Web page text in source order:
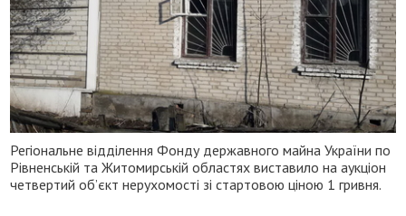
Регіональне відділення Фонду державного майна України по
Рівненській та Житомирській областях виставило на аукціон
четвертий об’єкт нерухомості зі стартовою ціною 1 гривня.